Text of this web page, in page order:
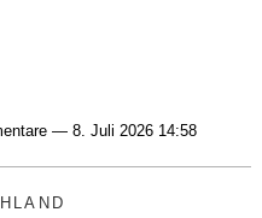
— 8. Juli 2026 14:58